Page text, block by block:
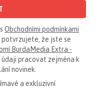
Obchodními podmínkami
potvrzujete, že jste se
BurdaMedia Extra -
údaji pracovat zejména k
novinek.
a exkluzivní